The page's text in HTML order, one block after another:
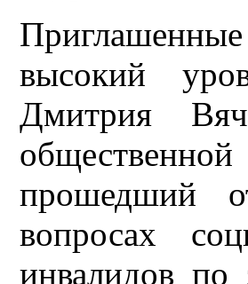
высокий
Дмитрия
прошедший
вопросах
инвалидов по